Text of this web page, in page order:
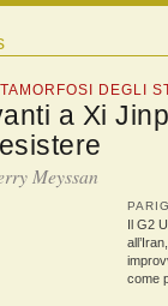
DEGLI
a Xi
Meyssan
Il G2
come